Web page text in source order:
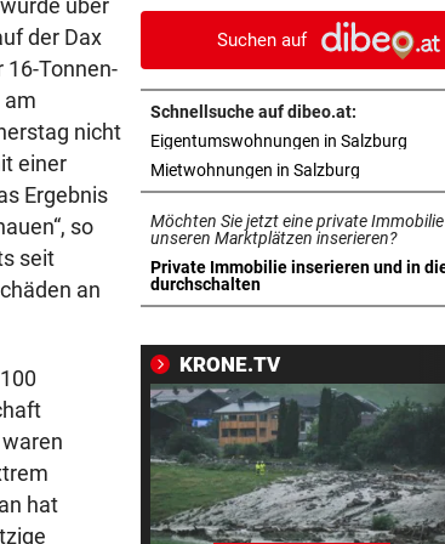
über
der Dax
Tonnen-
am
nicht
einer
Ergebnis
so
seit
an
hat
Schwiegermütter!“
PANZER ANGEKNABBERT vor
Spaziergänger rettete
vor eigenem Hund
OPERN-SCHNELLCHECK
Was Sie wissen müssen:
„Così fan tutte“
„KRONE“-INTERVIEW
gute Truppe haben“
TAUERNAUTOBAHN vor 6
172 km/h im 100er: Nächstes
Raser-Auto einkassiert
NORDLIGA-SERIE vor
Suchen auf
Schnellsuche auf dibeo.at:
Eigentumswohnungen in Salzburg
Mietwohnungen in Salzburg
Möchten Sie jetzt eine private
unseren Marktplätzen inserieren?
Private Immobilie inserieren und in
durchschalten
in neuem Tab öffnen
KRONE.TV